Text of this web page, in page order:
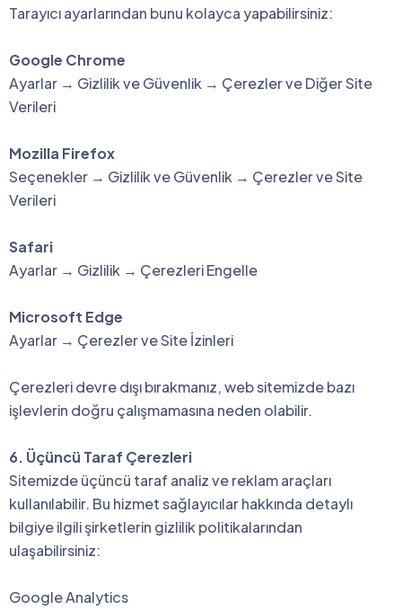
Tarayıcı ayarlarından bunu kolayca yapabilirsiniz:
Google Chrome
Ayarlar → Gizlilik ve Güvenlik → Çerezler ve Diğer Site
Verileri
Mozilla Firefox
Seçenekler → Gizlilik ve Güvenlik → Çerezler ve Site
Verileri
Safari
Ayarlar → Gizlilik → Çerezleri Engelle
Microsoft Edge
Ayarlar → Çerezler ve Site İzinleri
Çerezleri devre dışı bırakmanız, web sitemizde bazı
işlevlerin doğru çalışmamasına neden olabilir.
6. Üçüncü Taraf Çerezleri
Sitemizde üçüncü taraf analiz ve reklam araçları
kullanılabilir. Bu hizmet sağlayıcılar hakkında detaylı
bilgiye ilgili şirketlerin gizlilik politikalarından
ulaşabilirsiniz:
Google Analytics